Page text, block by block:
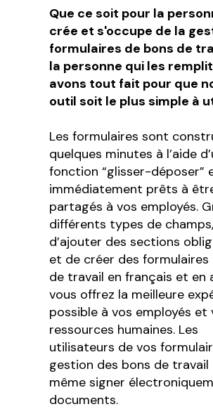
Que ce soit pour la
crée et s'occupe de la
formulaires de bons de
la personne qui les
avons tout fait pour que
outil soit le plus simple à
Les formulaires sont
quelques minutes à l’aide
fonction “glisser-déposer”
immédiatement prêts à
partagés à vos employés.
différents types de
d’ajouter des sections
et de créer des formulaires
de travail en français et en
vous offrez la meilleure
possible à vos employés et
ressources humaines. Les
utilisateurs de vos
gestion des bons de travail
même signer
documents.